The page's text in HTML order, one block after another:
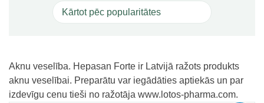
Aknu veselība. Hepasan Forte ir Latvijā ražots produkts
aknu veselībai. Preparātu var iegādāties aptiekās un par
izdevīgu cenu tieši no ražotāja www.lotos-pharma.com.